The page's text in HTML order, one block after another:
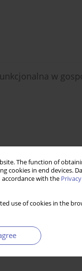
The function of
in end devices.
with the
use of cookies in the
w
-